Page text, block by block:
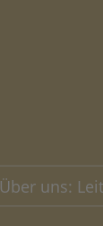
Über uns: